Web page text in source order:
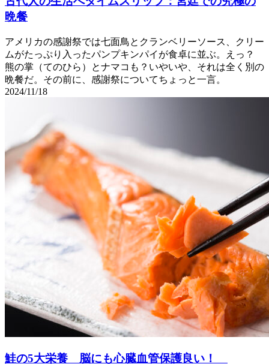
晩餐
アメリカの感謝祭では七面鳥とクランベリーソース、クリー
ムがたっぷり入ったパンプキンパイが食卓に並ぶ。えっ？
熊の掌（てのひら）とナマコも？いやいや、それは全く別の
晩餐だ。その前に、感謝祭についてちょっと一言。
2024/11/18
鮭の5大栄養 脳にも心臓血管保護良い！